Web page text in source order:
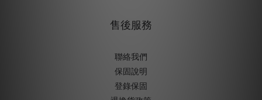
售後服務
聯絡我們
保固說明
登錄保固